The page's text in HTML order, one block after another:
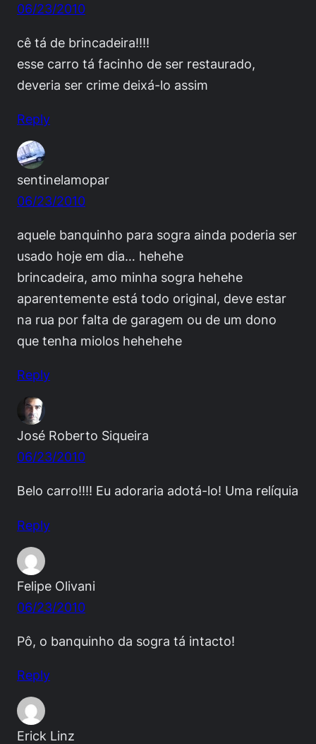
06/23/2010
cê tá de brincadeira!!!!
esse carro tá facinho de ser restaurado,
deveria ser crime deixá-lo assim
Reply
sentinelamopar
06/23/2010
aquele banquinho para sogra ainda poderia ser
usado hoje em dia… hehehe
brincadeira, amo minha sogra hehehe
aparentemente está todo original, deve estar
na rua por falta de garagem ou de um dono
que tenha miolos hehehehe
Reply
José Roberto Siqueira
06/23/2010
Belo carro!!!! Eu adoraria adotá-lo! Uma relíquia
Reply
Felipe Olivani
06/23/2010
Pô, o banquinho da sogra tá intacto!
Reply
Erick Linz